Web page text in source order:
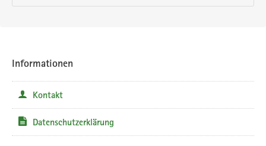
Informationen
Kontakt
Datenschutzerklärung